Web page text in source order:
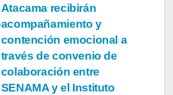
Atacama recibirán
acompañamiento y
contención emocional a
través de convenio de
colaboración entre
SENAMA y el Instituto